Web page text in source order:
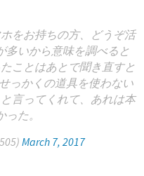
をお持ちの方、どうぞ活
多いから意味を調べると
ことはあとで聞き直すと
っかくの道具を使わない
言ってくれて、あれは本
った。
March 7, 2017